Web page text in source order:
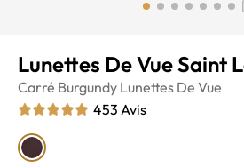
Lunettes De Vue Saint
Carré Burgundy Lunettes De Vue
453 Avis